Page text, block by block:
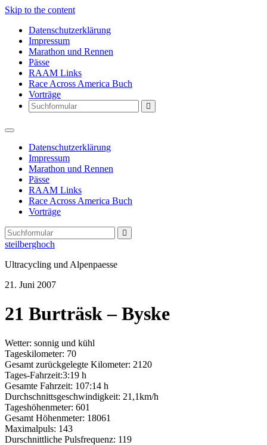
Skip to the content
Datenschutzerklärung
Impressum
Marathon und Rennen
Pässe
RAAM Links
Race Across America Buch
Vorträge
Search
Datenschutzerklärung
Impressum
Marathon und Rennen
Pässe
RAAM Links
Race Across America Buch
Vorträge
Search
steilberghoch
Ultracycling und Alpenpaesse
21. Juni 2007
21 Burträsk – Byske
Wetter: sonnig und kühl
Tageskilometer: 70
Gesamt zurückgelegte Kilometer: 2120
Tages-Fahrzeit:3:19 h
Gesamte Fahrzeit: 107:14 h
Durchschnittsgeschwindigkeit: 21,1km/h
Tageshöhenmeter: 601
Gesamt Höhenmeter: 18061
Maximalpuls: 143
Durschnittliche Pulsfrequenz: 119